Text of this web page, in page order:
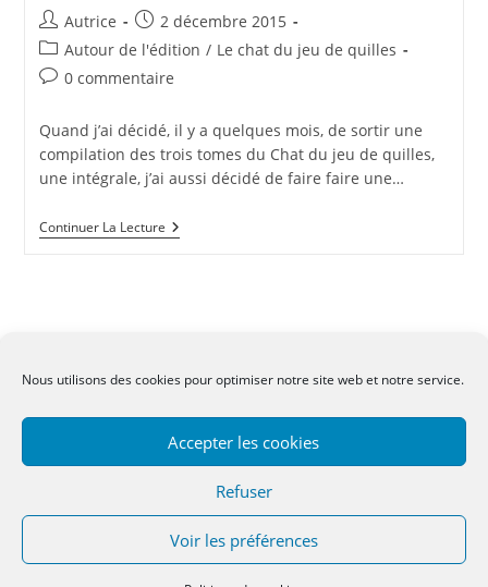
Nous utilisons des cookies pour optimiser notre site web et notre service.
Accepter les cookies
Refuser
Voir les préférences
Auteur/autrice
de
la
publication :
Autrice
Publication
publiée :
2 décembre 2015
Post
category:
Autour de l'édition / Le chat du jeu de quilles
Commentaires
la
publication :
0 commentaire
Quand j’ai décidé, il y a quelques mois, de sortir une
compilation des trois tomes du Chat du jeu de quilles,
une intégrale, j’ai aussi décidé de faire faire une…
Continuer La LectureVous
Reprendrez
CGV-Mentions légales-Contact
Copyright 2022 - OceanWP Theme by OceanWP